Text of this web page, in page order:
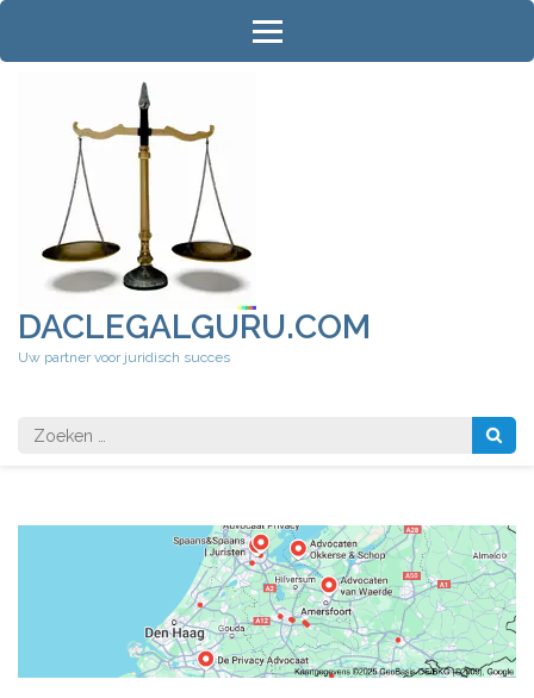
Ga
inhoud
DACLEGALGURU.COM
Uw partner voor juridisch succes
Zoeken
naar: